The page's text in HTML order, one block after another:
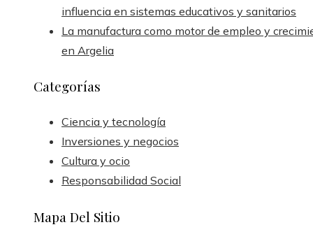
influencia en sistemas educativos y sanitarios
La manufactura como motor de empleo y
en Argelia
Categorías
Ciencia y tecnología
Inversiones y negocios
Cultura y ocio
Responsabilidad Social
Mapa Del Sitio